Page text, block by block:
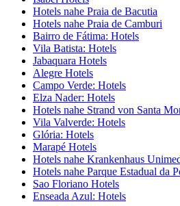
Hotels nahe Praia de Bacutia
Hotels nahe Praia de Camburi
Bairro de Fátima: Hotels
Vila Batista: Hotels
Jabaquara Hotels
Alegre Hotels
Campo Verde: Hotels
Elza Nader: Hotels
Hotels nahe Strand von Santa
Vila Valverde: Hotels
Glória: Hotels
Marapé Hotels
Hotels nahe Krankenhaus
Hotels nahe Parque Estadual da
Sao Floriano Hotels
Enseada Azul: Hotels